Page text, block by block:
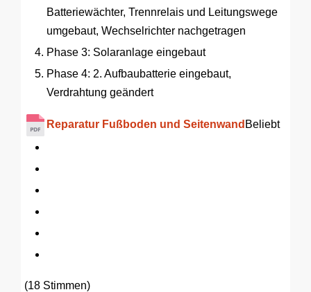
Batteriewächter, Trennrelais und Leitungswege
umgebaut, Wechselrichter nachgetragen
Phase 3: Solaranlage eingebaut
Phase 4: 2. Aufbaubatterie eingebaut,
Verdrahtung geändert
Reparatur Fußboden und Seitenwand Beliebt
(18 Stimmen)